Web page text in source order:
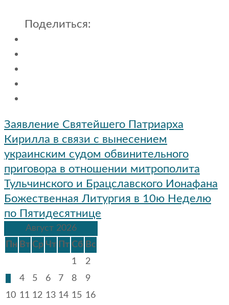
Поделиться:
Навигация
по
записям
Заявление Святейшего Патриарха
Кирилла в связи с вынесением
украинским судом обвинительного
приговора в отношении митрополита
Тульчинского и Брацславского Ионафана
Божественная Литургия в 10ю Неделю
по Пятидесятнице
Август 2026
Пн Вт Ср Чт Пт Сб Вс
1
2
4 5 6 7 8
9
10 11 12 13 14 15 16